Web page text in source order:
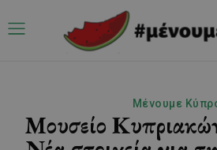
Μένουμε
Μουσείο